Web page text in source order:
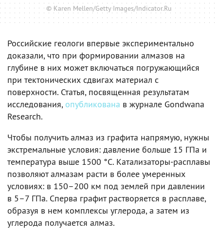
© Karen Mellen/Getty Images/Indicator.Ru
Российские геологи впервые экспериментально
доказали, что при формировании алмазов на
глубине в них может включаться погружающийся
при тектонических сдвигах материал с
поверхности. Статья, посвященная результатам
исследования, опубликована в журнале Gondwana
Research.
Чтобы получить алмаз из графита напрямую, нужны
экстремальные условия: давление больше 15 ГПа и
температура выше 1500 °C. Катализаторы-расплавы
позволяют алмазам расти в более умеренных
условиях: в 150–200 км под землей при давлении
в 5–7 ГПа. Сперва графит растворяется в расплаве,
образуя в нем комплексы углерода, а затем из
углерода получается алмаз.